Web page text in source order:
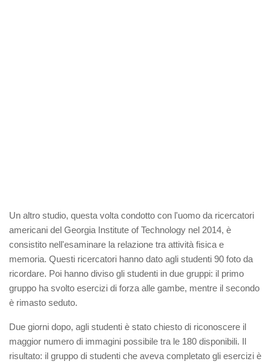
Un altro studio, questa volta condotto con l'uomo da ricercatori
americani del Georgia Institute of Technology nel 2014, è
consistito nell'esaminare la relazione tra attività fisica e
memoria. Questi ricercatori hanno dato agli studenti 90 foto da
ricordare. Poi hanno diviso gli studenti in due gruppi: il primo
gruppo ha svolto esercizi di forza alle gambe, mentre il secondo
è rimasto seduto.
Due giorni dopo, agli studenti è stato chiesto di riconoscere il
maggior numero di immagini possibile tra le 180 disponibili. Il
risultato: il gruppo di studenti che aveva completato gli esercizi è